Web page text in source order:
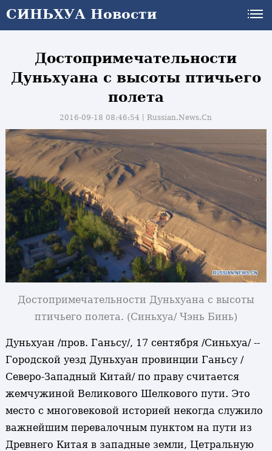
СИНЬХУА Новости
Достопримечательности
Дуньхуана с высоты птичьего
полета
2016-09-18 08:46:54丨Russian.News.Cn
Достопримечательности Дуньхуана с высоты
птичьего полета. (Синьхуа/ Чэнь Бинь)
Дуньхуан /пров. Ганьсу/, 17 сентября /Синьхуа/ --
Городской уезд Дуньхуан провинции Ганьсу /
Северо-Западный Китай/ по праву считается
жемчужиной Великового Шелкового пути. Это
место с многовековой историей некогда служило
важнейшим перевалочным пунктом на пути из
Древнего Китая в западные земли, Цетральную